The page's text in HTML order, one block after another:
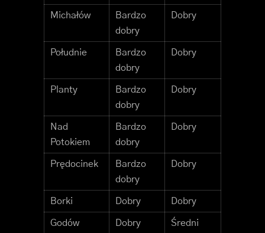
Michałów
Bardzo
dobry
Dobry
Południe
Bardzo
dobry
Dobry
Planty
Bardzo
dobry
Dobry
Nad
Potokiem
Bardzo
dobry
Dobry
Prędocinek
Bardzo
dobry
Dobry
Borki Dobry Dobry
Godów Dobry Średni